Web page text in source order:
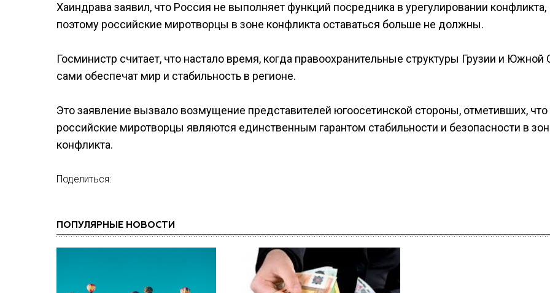
Хаиндрава заявил, что Россия не выполняет функций посредника в урегулировании конфликта,
поэтому российские миротворцы в зоне конфликта оставаться больше не должны.
Госминистр считает, что настало время, когда правоохранительные структуры Грузии и Южной
сами обеспечат мир и стабильность в регионе.
Это заявление вызвало возмущение представителей югоосетинской стороны, отметивших, что
российские миротворцы являются единственным гарантом стабильности и безопасности в
конфликта.
Поделиться:
ПОПУЛЯРНЫЕ НОВОСТИ